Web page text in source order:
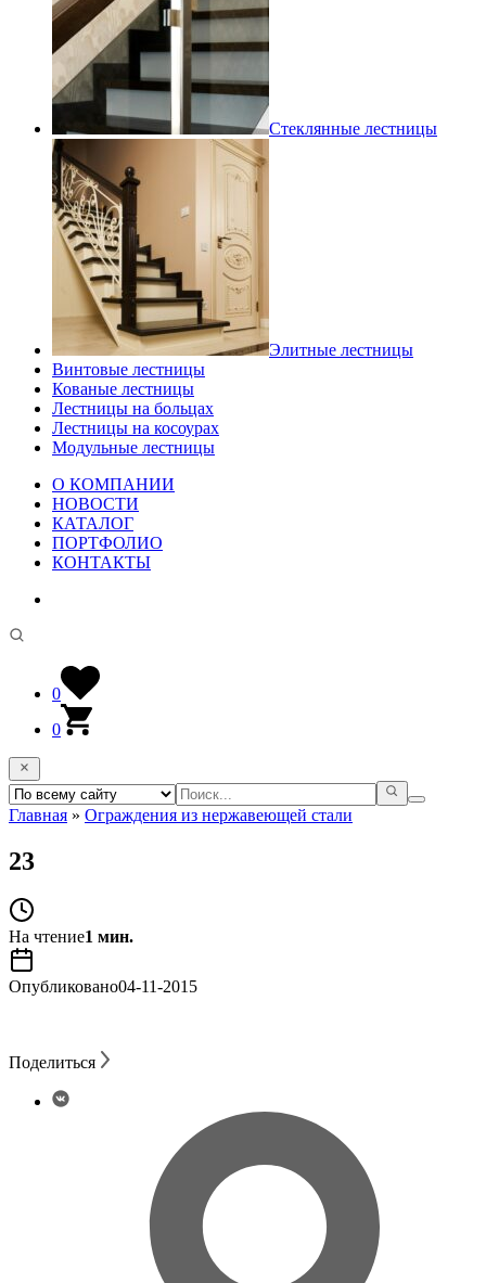
Стеклянные лестницы
Элитные лестницы
Винтовые лестницы
Кованые лестницы
Лестницы на больцах
Лестницы на косоурах
Модульные лестницы
О КОМПАНИИ
НОВОСТИ
КАТАЛОГ
ПОРТФОЛИО
КОНТАКТЫ
0
0
Главная » Ограждения из нержавеющей стали
23
На чтение1 мин.
Опубликовано04-11-2015
Поделиться